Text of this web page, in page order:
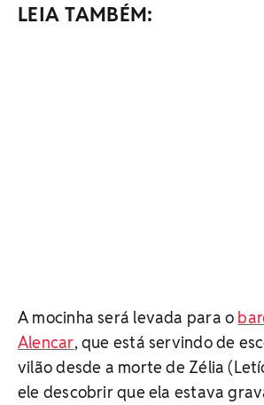
LEIA TAMBÉM:
A mocinha será levada para o
Alencar, que está servindo de
vilão desde a morte de Zélia
ele descobrir que ela estava